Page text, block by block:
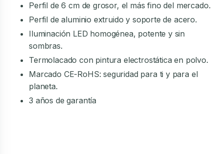
Perfil de 6 cm de grosor, el más fino del mercado.
Perfil de aluminio extruido y soporte de acero.
Iluminación LED homogénea, potente y sin
sombras.
Termolacado con pintura electrostática en polvo.
Marcado CE-RoHS: seguridad para ti y para el
planeta.
3 años de garantía